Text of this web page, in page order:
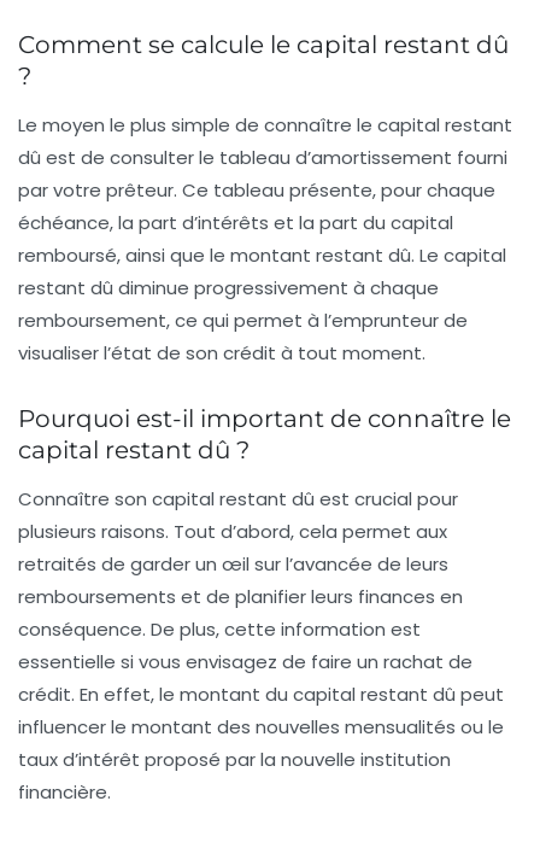
Comment se calcule le capital restant dû
?
Le moyen le plus simple de connaître le capital restant
dû est de consulter le tableau d’amortissement fourni
par votre prêteur. Ce tableau présente, pour chaque
échéance, la part d’intérêts et la part du capital
remboursé, ainsi que le montant restant dû. Le capital
restant dû diminue progressivement à chaque
remboursement, ce qui permet à l’emprunteur de
visualiser l’état de son crédit à tout moment.
Pourquoi est-il important de connaître le
capital restant dû ?
Connaître son capital restant dû est crucial pour
plusieurs raisons. Tout d’abord, cela permet aux
retraités de garder un œil sur l’avancée de leurs
remboursements et de planifier leurs finances en
conséquence. De plus, cette information est
essentielle si vous envisagez de faire un rachat de
crédit. En effet, le montant du capital restant dû peut
influencer le montant des nouvelles mensualités ou le
taux d’intérêt proposé par la nouvelle institution
financière.